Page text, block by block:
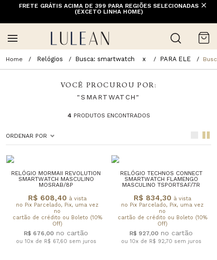
FRETE GRÁTIS ACIMA DE 399 PARA REGIÕES SELECIONADAS
(EXCETO LINHA HOME)
Relógios Busca: smartwatch x PARA ELE
VOCÊ PROCUROU POR:
"SMARTWATCH"
4 PRODUTOS ENCONTRADOS
ORDENAR POR
RELÓGIO MORMAII REVOLUTION
SMARTWATCH MASCULINO
MOSRAB/8P
R$ 608,40 à vista
no Pix Parcelado, Pix, uma vez
no
cartão de crédito ou Boleto (10%
Off)
R$ 676,00
ou 10x de R$ 67,60 sem juros
RELÓGIO TECHNOS CONNECT
SMARTWATCH FLAMENGO
MASCULINO TSPORTSAF/7R
R$ 834,30 à vista
no Pix Parcelado, Pix, uma vez
no
cartão de crédito ou Boleto (10%
Off)
R$ 927,00
ou 10x de R$ 92,70 sem juros